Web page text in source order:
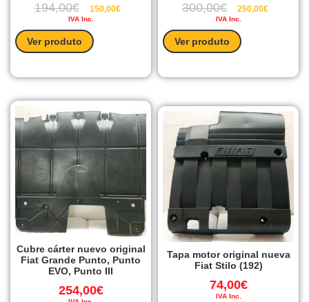
194,00€ 150,00€
IVA Inc.
Ver produto
300,00€ 250,00€
IVA Inc.
Ver produto
Cubre cárter nuevo original
Fiat Grande Punto, Punto
EVO, Punto III
254,00€
Tapa motor original nueva
Fiat Stilo (192)
74,00€
IVA Inc.